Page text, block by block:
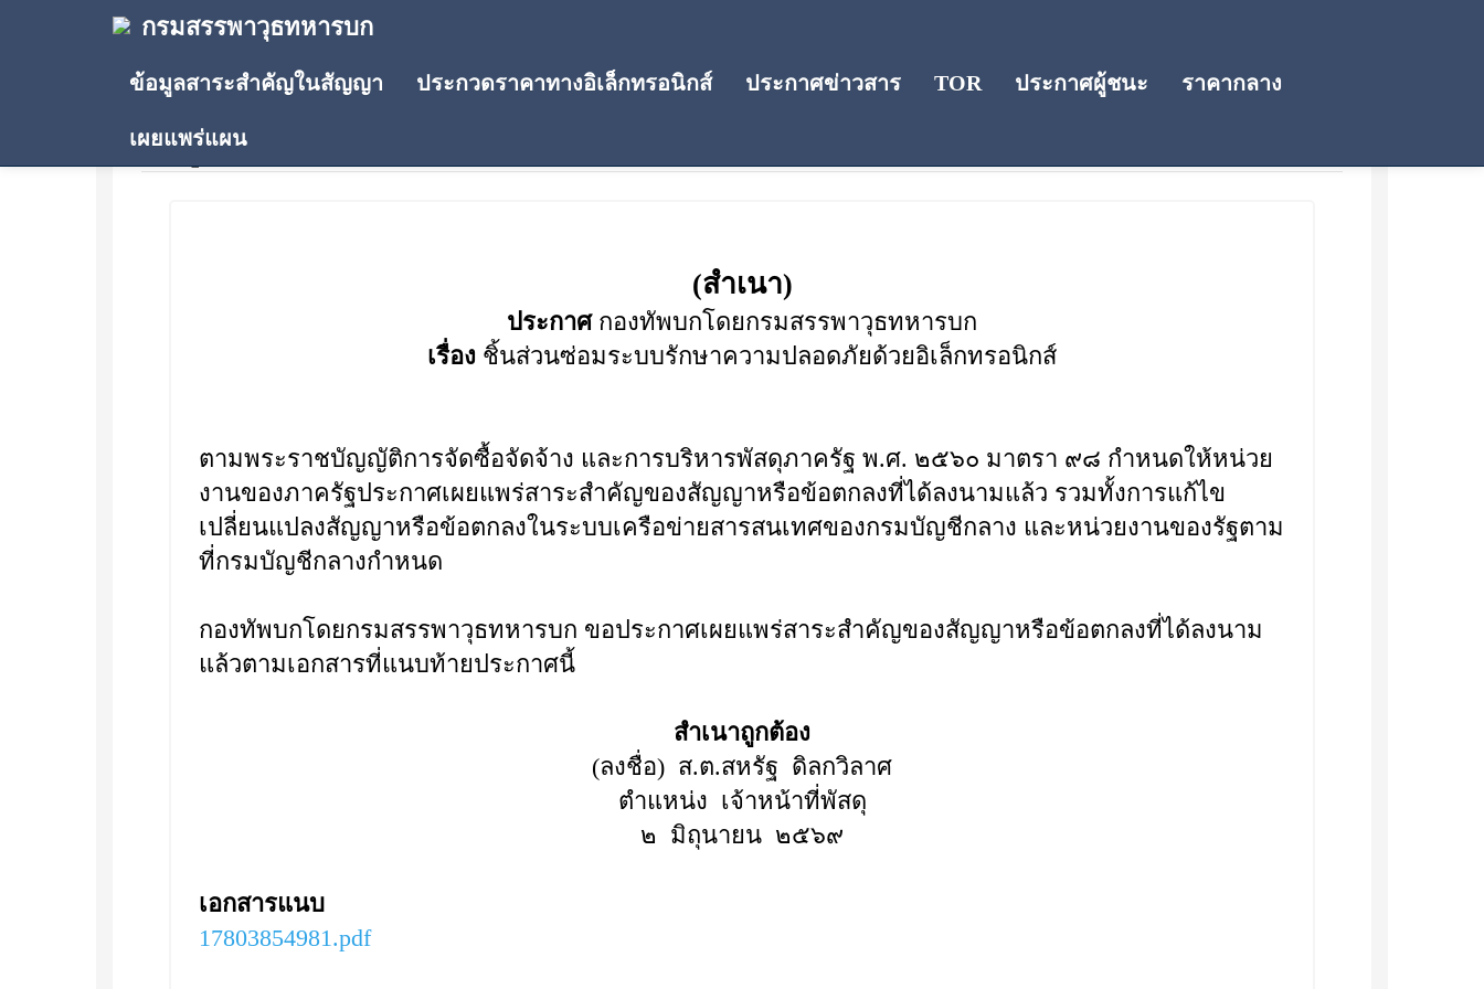
กรมสรรพาวุธทหารบก
ข้อมูลสาระสำคัญในสัญญา ประกวดราคาทางอิเล็กทรอนิกส์ ประกาศข่าวสาร TOR ประกาศผู้ชนะ ราคากลาง
เผยแพร่แผน
ข้อมูลสาระสำคัญในสัญญา
(สำเนา)
ประกาศกองทัพบกโดยกรมสรรพาวุธทหารบก
เรื่อง ชิ้นส่วนซ่อมระบบรักษาความปลอดภัยด้วยอิเล็กทรอนิกส์
ตามพระราชบัญญัติการจัดซื้อจัดจ้าง และการบริหารพัสดุภาครัฐ พ.ศ. ๒๕๖๐ มาตรา ๙๘ กำหนดให้หน่วย
งานของภาครัฐประกาศเผยแพร่สาระสำคัญของสัญญาหรือข้อตกลงที่ได้ลงนามแล้ว รวมทั้งการแก้ไข
เปลี่ยนแปลงสัญญาหรือข้อตกลงในระบบเครือข่ายสารสนเทศของกรมบัญชีกลาง และหน่วยงานของรัฐตาม
ที่กรมบัญชีกลางกำหนด
กองทัพบกโดยกรมสรรพาวุธทหารบก ขอประกาศเผยแพร่สาระสำคัญของสัญญาหรือข้อตกลงที่ได้ลงนาม
แล้วตามเอกสารที่แนบท้ายประกาศนี้
สำเนาถูกต้อง
(ลงชื่อ) ส.ต.สหรัฐ ดิลกวิลาศ
ตำแหน่ง เจ้าหน้าที่พัสดุ
๒ มิถุนายน ๒๕๖๙
เอกสารแนบ
17803854981.pdf